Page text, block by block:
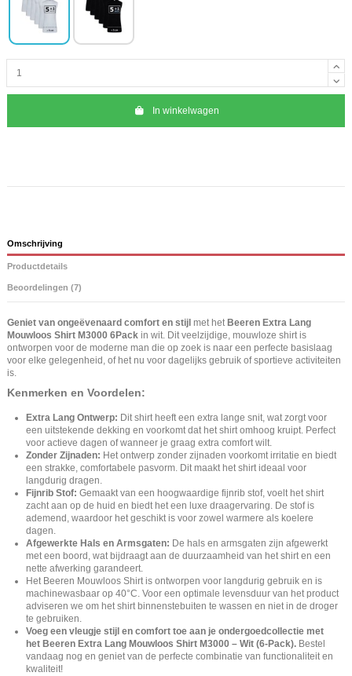
In winkelwagen
Omschrijving
Productdetails
Beoordelingen (7)
Geniet van ongeëvenaard comfort en stijl met het Beeren Extra Lang
Mouwloos Shirt M3000 6Pack in wit. Dit veelzijdige, mouwloze shirt is
ontworpen voor de moderne man die op zoek is naar een perfecte basislaag
voor elke gelegenheid, of het nu voor dagelijks gebruik of sportieve activiteiten
is.
Kenmerken en Voordelen:
Extra Lang Ontwerp: Dit shirt heeft een extra lange snit, wat zorgt voor
een uitstekende dekking en voorkomt dat het shirt omhoog kruipt. Perfect
voor actieve dagen of wanneer je graag extra comfort wilt.
Zonder Zijnaden: Het ontwerp zonder zijnaden voorkomt irritatie en biedt
een strakke, comfortabele pasvorm. Dit maakt het shirt ideaal voor
langdurig dragen.
Fijnrib Stof: Gemaakt van een hoogwaardige fijnrib stof, voelt het shirt
zacht aan op de huid en biedt het een luxe draagervaring. De stof is
ademend, waardoor het geschikt is voor zowel warmere als koelere
dagen.
Afgewerkte Hals en Armsgaten: De hals en armsgaten zijn afgewerkt
met een boord, wat bijdraagt aan de duurzaamheid van het shirt en een
nette afwerking garandeert.
Het Beeren Mouwloos Shirt is ontworpen voor langdurig gebruik en is
machinewasbaar op 40°C. Voor een optimale levensduur van het product
adviseren we om het shirt binnenstebuiten te wassen en niet in de droger
te gebruiken.
Voeg een vleugje stijl en comfort toe aan je ondergoedcollectie met
het Beeren Extra Lang Mouwloos Shirt M3000 – Wit (6-Pack). Bestel
vandaag nog en geniet van de perfecte combinatie van functionaliteit en
kwaliteit!